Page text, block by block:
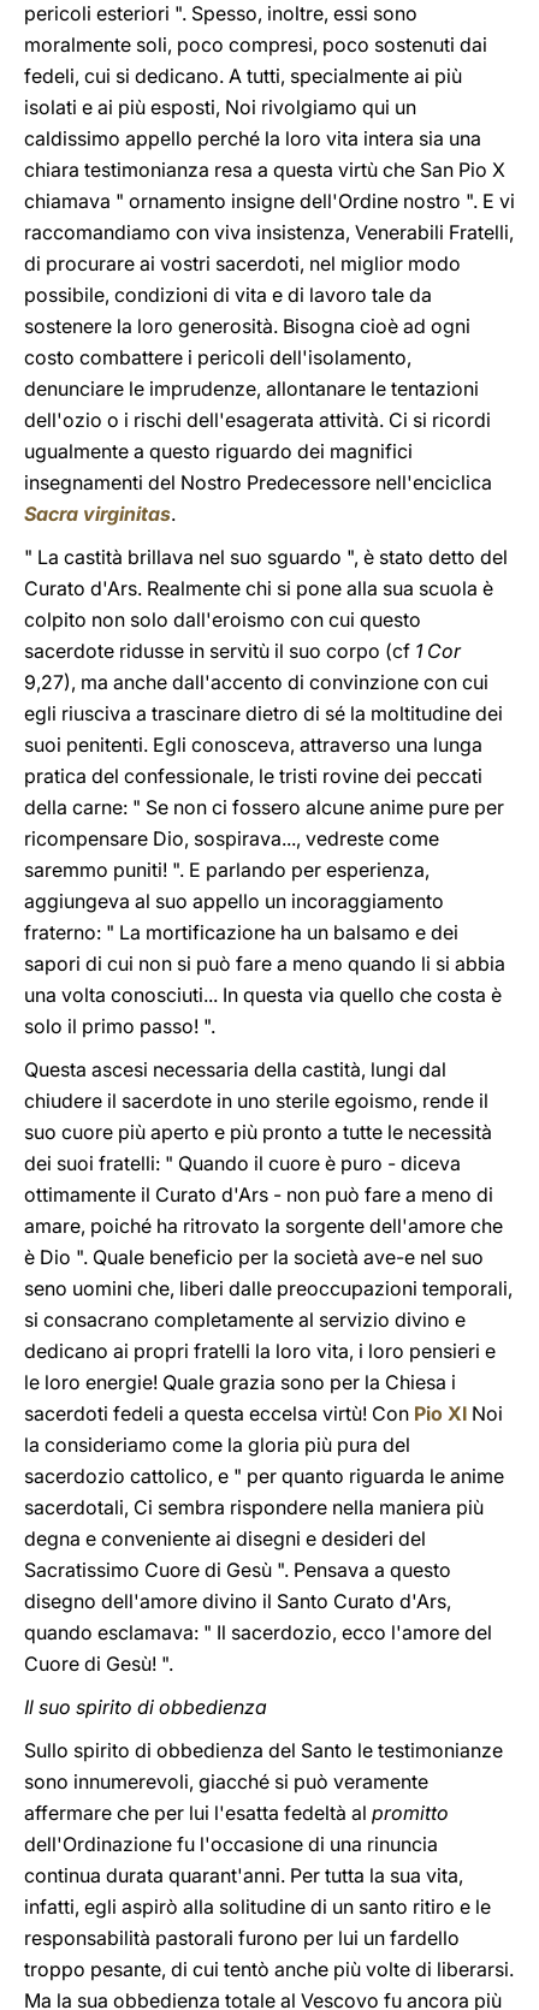
pericoli esteriori ". Spesso, inoltre, essi sono
moralmente soli, poco compresi, poco sostenuti dai
fedeli, cui si dedicano. A tutti, specialmente ai più
isolati e ai più esposti, Noi rivolgiamo qui un
caldissimo appello perché la loro vita intera sia una
chiara testimonianza resa a questa virtù che San Pio X
chiamava " ornamento insigne dell'Ordine nostro ". E vi
raccomandiamo con viva insistenza, Venerabili Fratelli,
di procurare ai vostri sacerdoti, nel miglior modo
possibile, condizioni di vita e di lavoro tale da
sostenere la loro generosità. Bisogna cioè ad ogni
costo combattere i pericoli dell'isolamento,
denunciare le imprudenze, allontanare le tentazioni
dell'ozio o i rischi dell'esagerata attività. Ci si ricordi
ugualmente a questo riguardo dei magnifici
insegnamenti del Nostro Predecessore nell'enciclica
Sacra virginitas.
" La castità brillava nel suo sguardo ", è stato detto del
Curato d'Ars. Realmente chi si pone alla sua scuola è
colpito non solo dall'eroismo con cui questo
sacerdote ridusse in servitù il suo corpo (cf 1 Cor
9,27), ma anche dall'accento di convinzione con cui
egli riusciva a trascinare dietro di sé la moltitudine dei
suoi penitenti. Egli conosceva, attraverso una lunga
pratica del confessionale, le tristi rovine dei peccati
della carne: " Se non ci fossero alcune anime pure per
ricompensare Dio, sospirava..., vedreste come
saremmo puniti! ". E parlando per esperienza,
aggiungeva al suo appello un incoraggiamento
fraterno: " La mortificazione ha un balsamo e dei
sapori di cui non si può fare a meno quando li si abbia
una volta conosciuti... In questa via quello che costa è
solo il primo passo! ".
Questa ascesi necessaria della castità, lungi dal
chiudere il sacerdote in uno sterile egoismo, rende il
suo cuore più aperto e più pronto a tutte le necessità
dei suoi fratelli: " Quando il cuore è puro - diceva
ottimamente il Curato d'Ars - non può fare a meno di
amare, poiché ha ritrovato la sorgente dell'amore che
è Dio ". Quale beneficio per la società ave-e nel suo
seno uomini che, liberi dalle preoccupazioni temporali,
si consacrano completamente al servizio divino e
dedicano ai propri fratelli la loro vita, i loro pensieri e
le loro energie! Quale grazia sono per la Chiesa i
sacerdoti fedeli a questa eccelsa virtù! Con Pio XI Noi
la consideriamo come la gloria più pura del
sacerdozio cattolico, e " per quanto riguarda le anime
sacerdotali, Ci sembra rispondere nella maniera più
degna e conveniente ai disegni e desideri del
Sacratissimo Cuore di Gesù ". Pensava a questo
disegno dell'amore divino il Santo Curato d'Ars,
quando esclamava: " Il sacerdozio, ecco l'amore del
Cuore di Gesù! ".
Il suo spirito di obbedienza
Sullo spirito di obbedienza del Santo le testimonianze
sono innumerevoli, giacché si può veramente
affermare che per lui l'esatta fedeltà al promitto
dell'Ordinazione fu l'occasione di una rinuncia
continua durata quarant'anni. Per tutta la sua vita,
infatti, egli aspirò alla solitudine di un santo ritiro e le
responsabilità pastorali furono per lui un fardello
troppo pesante, di cui tentò anche più volte di liberarsi.
Ma la sua obbedienza totale al Vescovo fu ancora più